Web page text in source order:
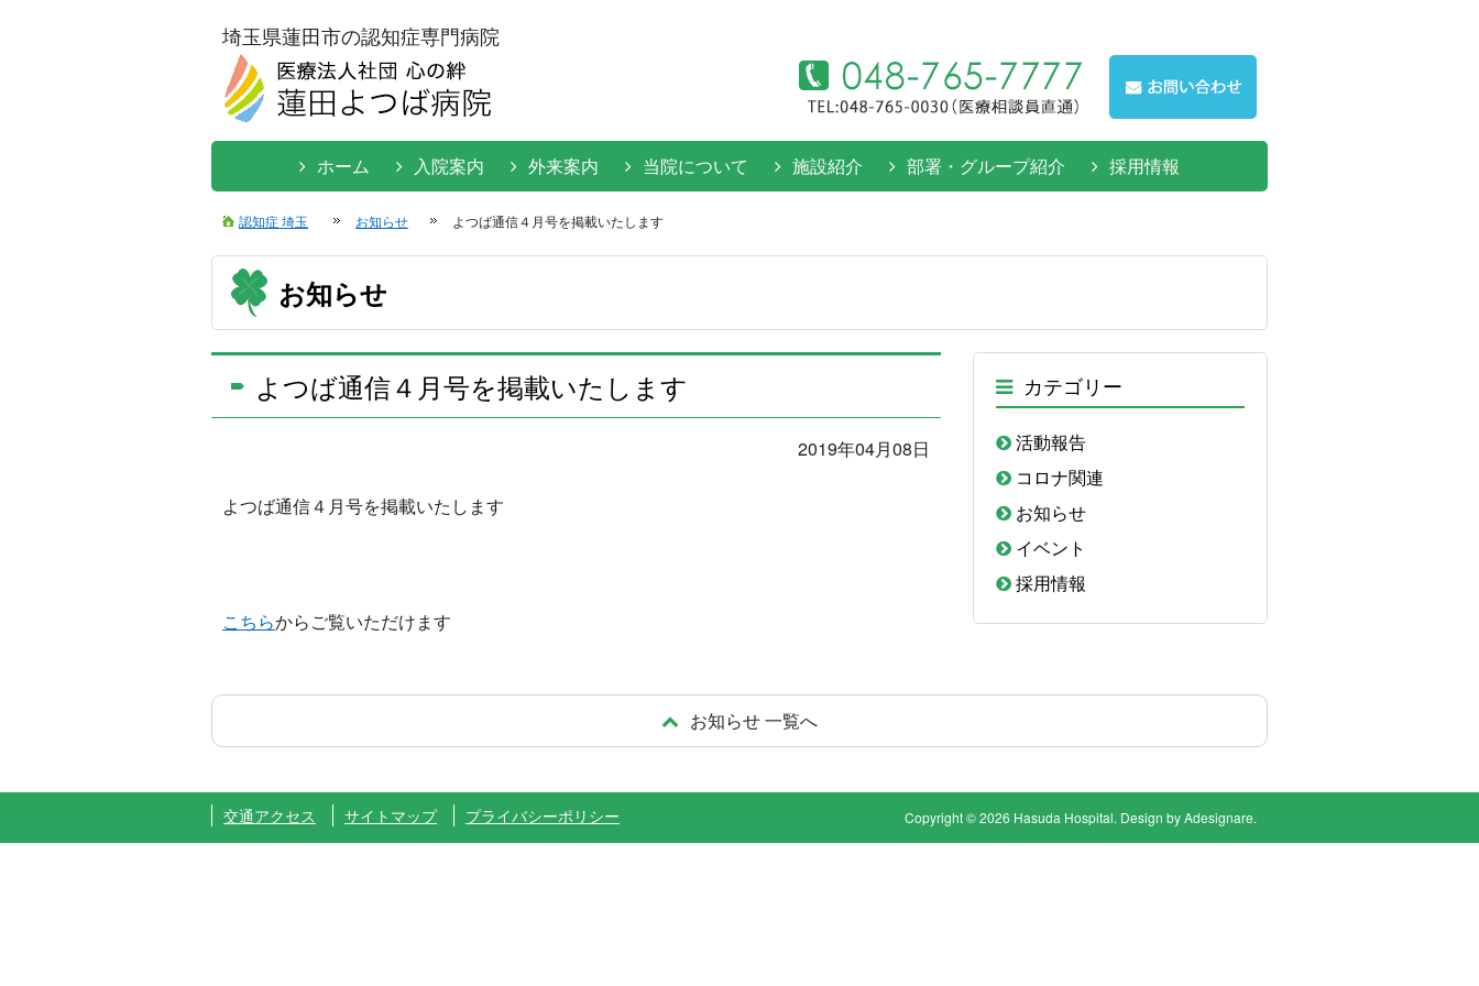
埼玉県蓮田市の認知症専門病院
ホーム 入院案内 外来案内 当院について 施設紹介 部署・グループ紹介 採用情報
認知症 埼玉 お知らせ よつば通信４月号を掲載いたします
お知らせ
よつば通信４月号を掲載いたします
2019年04月08日
よつば通信４月号を掲載いたします
こちらからご覧いただけます
カテゴリー
活動報告
コロナ関連
お知らせ
イベント
採用情報
お知らせ 一覧へ
交通アクセス サイトマップ プライバシーポリシー Copyright © 2026 Hasuda Hospital. Design byAdesignare.